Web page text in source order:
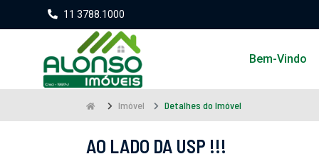
11 3788.1000
Bem-Vindo
Imóvel Detalhes do Imóvel
AO LADO DA USP !!!